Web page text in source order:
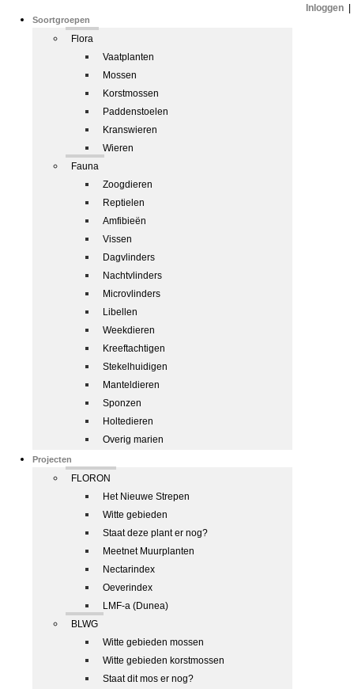
Soortgroepen
Flora
Vaatplanten
Mossen
Korstmossen
Paddenstoelen
Kranswieren
Wieren
Fauna
Zoogdieren
Reptielen
Amfibieën
Vissen
Dagvlinders
Nachtvlinders
Microvlinders
Libellen
Weekdieren
Kreeftachtigen
Stekelhuidigen
Manteldieren
Sponzen
Holtedieren
Overig marien
Projecten
FLORON
Het Nieuwe Strepen
Witte gebieden
Staat deze plant er nog?
Meetnet Muurplanten
Nectarindex
Oeverindex
LMF-a (Dunea)
BLWG
Witte gebieden mossen
Witte gebieden korstmossen
Staat dit mos er nog?
Inloggen